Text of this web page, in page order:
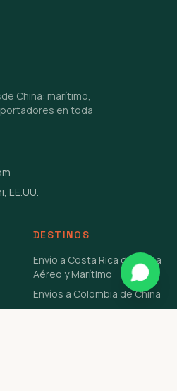
China: marítimo,
en toda
EE.UU.
DESTINOS
Envío a Costa Rica de China
Aéreo y Marítimo
Envíos a Colombia de China